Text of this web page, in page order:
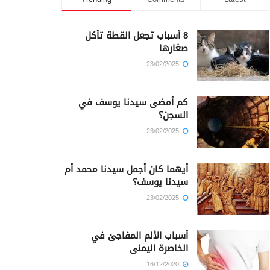
8 أسباب تجعل القطة تأكل
صغارها
كم أمضى سيدنا يوسف في
السجن؟
أيهما كان أجمل سيدنا محمد أم
سيدنا يوسف؟
أسباب الألم المفاجئ في
الخاصرة اليمنى